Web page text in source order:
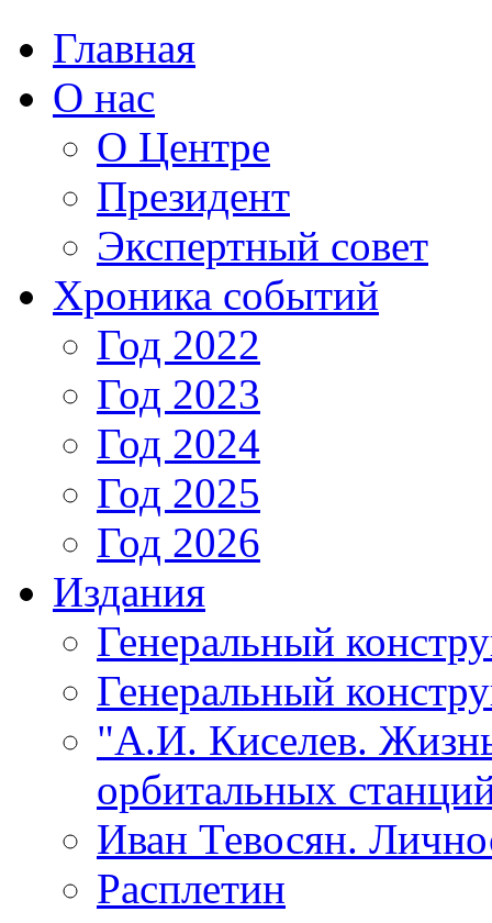
Главная
О нас
О Центре
Президент
Экспертный совет
Хроника событий
Год 2022
Год 2023
Год 2024
Год 2025
Год 2026
Издания
Генеральный
Генеральный
"А.И. Киселев.
орбитальных
Иван Тевосян.
Расплетин